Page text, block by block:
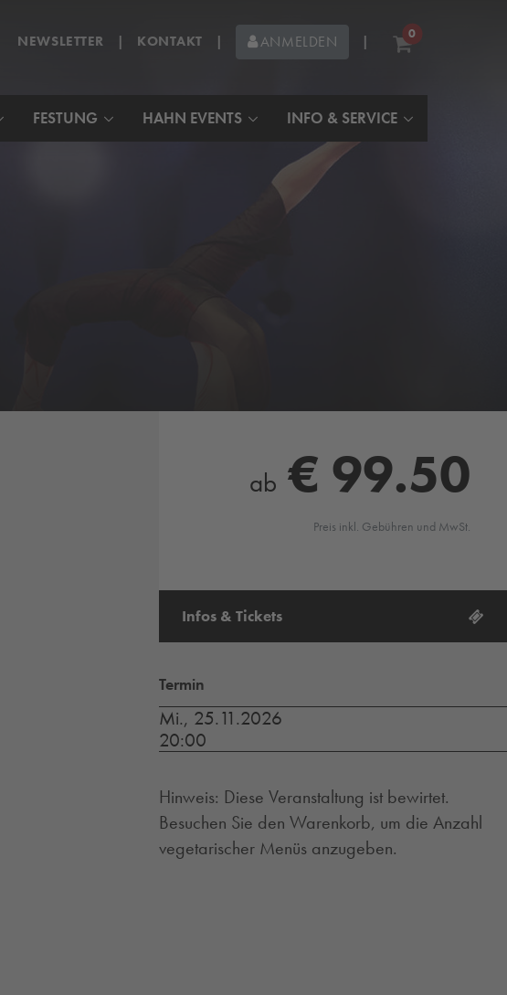
NEWSLETTER | KONTAKT | ANMELDEN | 0
FESTUNG HAHN EVENTS INFO & SERVICE
ab € 99.50
Preis inkl. Gebühren und MwSt.
Infos & Tickets
Termin
Mi., 25.11.2026
20:00
Hinweis: Diese Veranstaltung ist bewirtet.
Besuchen Sie den Warenkorb, um die Anzahl
vegetarischer Menüs anzugeben.